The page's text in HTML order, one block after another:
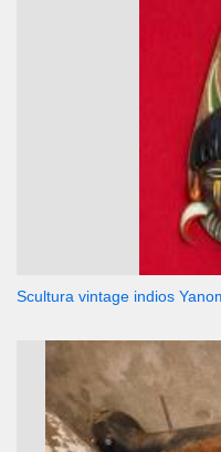
Scultura vintage indios